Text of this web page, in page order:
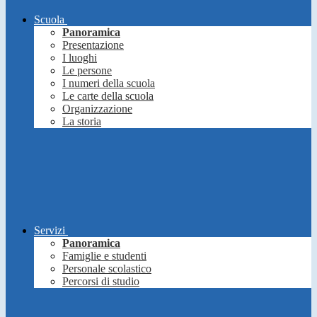
Scuola
Panoramica
Presentazione
I luoghi
Le persone
I numeri della scuola
Le carte della scuola
Organizzazione
La storia
Servizi
Panoramica
Famiglie e studenti
Personale scolastico
Percorsi di studio